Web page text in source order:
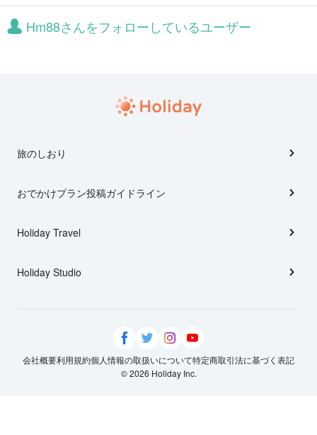
Hm88さんをフォローしているユーザー
旅のしおり
おでかけプラン投稿ガイドライン
Holiday Travel
Holiday Studio
会社概要利用規約個人情報の取扱いについて特定商取引法に基づく表記
© 2026 Holiday Inc.